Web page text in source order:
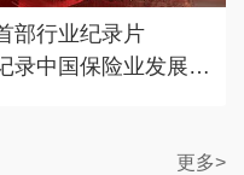
部行业纪录片
录中国保险业发展历
更多>